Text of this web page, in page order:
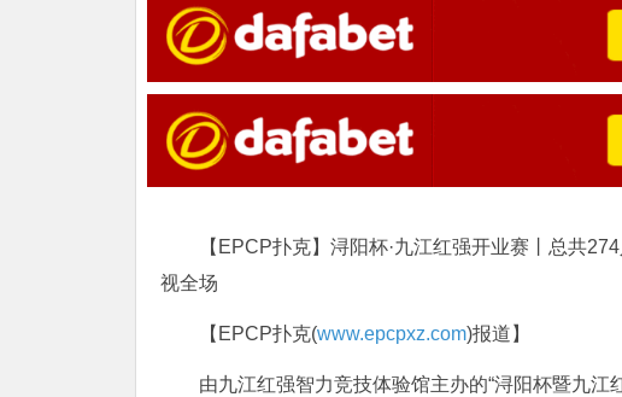
【EPCP扑克】浔阳杯·九江红强开业赛丨总共
视全场
【EPCP扑克(www.epcpxz.com)报道】
由九江红强智力竞技体验馆主办的“浔阳杯暨九